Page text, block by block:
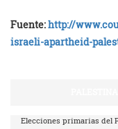
Fuente:http://
israeli-apartheid-
Elecciones primarias del